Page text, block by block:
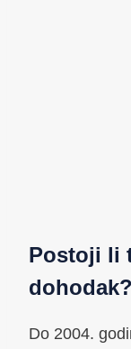
Postoji li
dohodak?
Do 2004.